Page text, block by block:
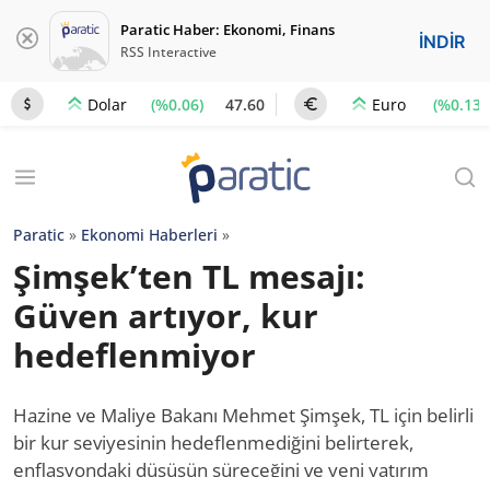
Paratic Haber: Ekonomi, Finans
RSS Interactive İNDİR
Dolar (%0.06) 47.60 Euro (%0.13)
Paratic » Ekonomi Haberleri »
Şimşek’ten TL mesajı:
Güven artıyor, kur
hedeflenmiyor
Hazine ve Maliye Bakanı Mehmet Şimşek, TL için belirli
bir kur seviyesinin hedeflenmediğini belirterek,
enflasyondaki düşüşün süreceğini ve yeni yatırım